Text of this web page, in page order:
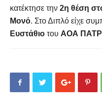
κατέκτησε την 2η θέση
Μονό. Στο Διπλό είχε
Ευστάθιο του ΑΟΑ